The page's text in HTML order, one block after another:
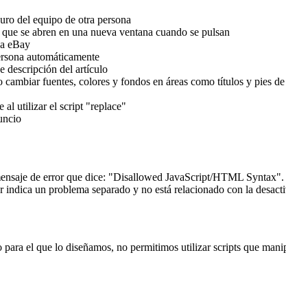
del equipo de otra persona
se abren en una nueva ventana cuando se pulsan
eBay
automáticamente
descripción del artículo
fuentes, colores y fondos en áreas como títulos y pies
al utilizar el script "replace"
de error que dice: "Disallowed JavaScript/HTML
un problema separado y no está relacionado con la
el que lo diseñamos, no permitimos utilizar scripts que